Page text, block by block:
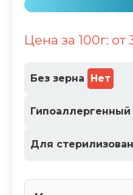
Цена за 100г: от
Без зерна Нет
Гипоаллергенный
Для